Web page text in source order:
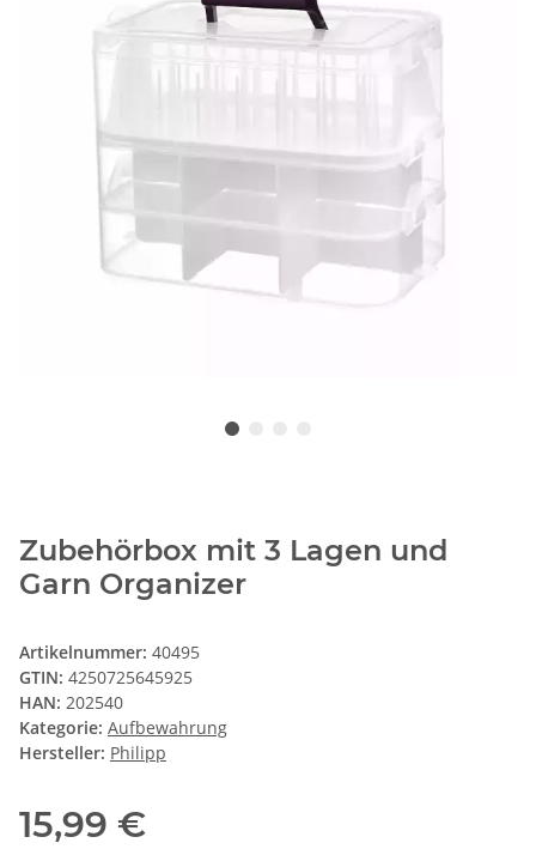
Zubehörbox mit 3 Lagen und
Garn Organizer
Artikelnummer: 40495
GTIN: 4250725645925
HAN: 202540
Kategorie: Aufbewahrung
Hersteller: Philipp
15,99 €